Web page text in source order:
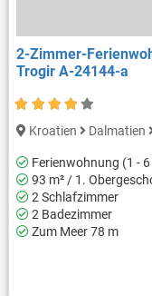
2-Zimmer-
Trogir A-24144-a
Kroatien Dalmatien
Ferienwohnung (1 - 6
93 m² / 1.
2 Schlafzimmer
2 Badezimmer
Zum Meer 78 m